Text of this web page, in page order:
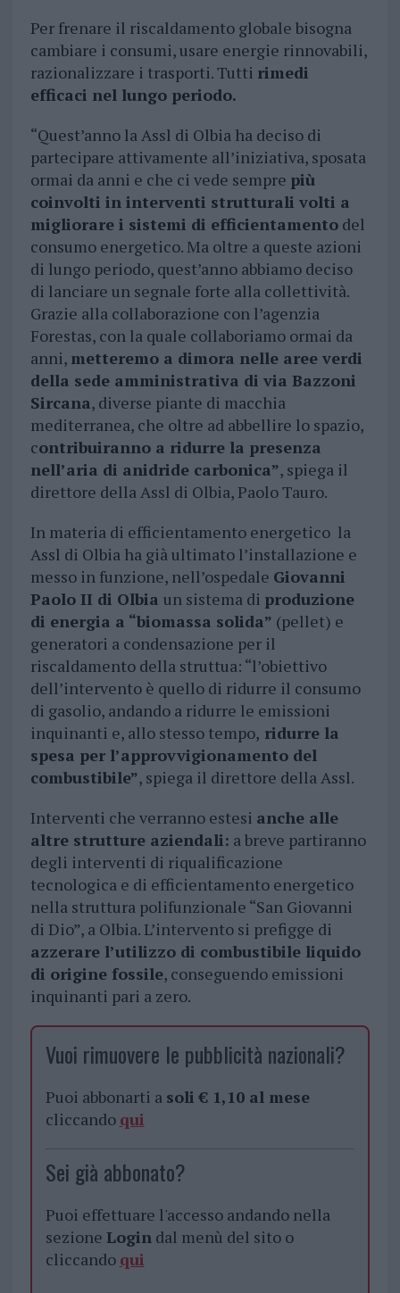
Per frenare il riscaldamento globale bisogna
cambiare i consumi, usare energie rinnovabili,
razionalizzare i trasporti. Tutti rimedi
efficaci nel lungo periodo.
“Quest’anno la Assl di Olbia ha deciso di
partecipare attivamente all’iniziativa, sposata
ormai da anni e che ci vede sempre più
coinvolti in interventi strutturali volti a
migliorare i sistemi di efficientamentodel
consumo energetico. Ma oltre a queste azioni
di lungo periodo, quest’anno abbiamo deciso
di lanciare un segnale forte alla collettività.
Grazie alla collaborazione con l’agenzia
Forestas, con la quale collaboriamo ormai da
anni, metteremo a dimora nelle aree verdi
della sede amministrativa di via Bazzoni
Sircana, diverse piante di macchia
mediterranea, che oltre ad abbellire lo spazio,
contribuiranno a ridurre la presenza
nell’aria di anidride carbonica”, spiega il
direttore della Assl di Olbia, Paolo Tauro.
In materia di efficientamento energetico la
Assl di Olbia ha già ultimato l’installazione e
messo in funzione, nell’ospedale Giovanni
Paolo II di Olbia un sistema di produzione
di energia a “biomassa solida” (pellet) e
generatori a condensazione per il
riscaldamento della struttua: “l’obiettivo
dell’intervento è quello di ridurre il consumo
di gasolio, andando a ridurre le emissioni
inquinanti e, allo stesso tempo, ridurre la
spesa per l’approvvigionamento del
combustibile”, spiega il direttore della Assl.
Interventi che verranno estesi anche alle
altre strutture aziendali: a breve partiranno
degli interventi di riqualificazione
tecnologica e di efficientamento energetico
nella struttura polifunzionale “San Giovanni
di Dio”, a Olbia. L’intervento si prefigge di
azzerare l’utilizzo di combustibile liquido
di origine fossile, conseguendo emissioni
inquinanti pari a zero.
Vuoi rimuovere le pubblicità nazionali?
Puoi abbonarti a soli € 1,10 al mese
cliccando qui
Sei già abbonato?
Puoi effettuare l'accesso andando nella
sezione Logindal menù del sito o
cliccando qui